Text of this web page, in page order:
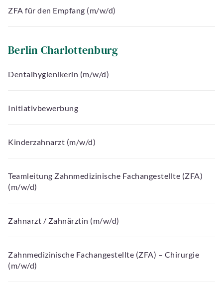
ZFA für den Empfang (m/w/d)
Berlin Charlottenburg
Dentalhygienikerin (m/w/d)
Initiativbewerbung
Kinderzahnarzt (m/w/d)
Teamleitung Zahnmedizinische Fachangestellte (ZFA)
(m/w/d)
Zahnarzt / Zahnärztin (m/w/d)
Zahnmedizinische Fachangestellte (ZFA) – Chirurgie
(m/w/d)